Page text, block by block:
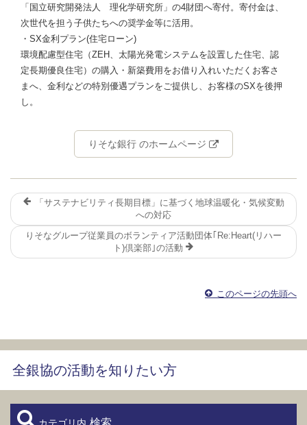
「国立研究開発法人 理化学研究所」の4財団へ寄付。寄付金は、
次世代を担う子供たちへの奨学金等に活用。
・SX金利プラン(住宅ローン)
環境配慮型住宅（ZEH、太陽光発電システムを設置した住宅、認
定長期優良住宅）の購入・新築費用をお借り入れいただくお客さ
まへ、金利などの特別優遇プランをご提供し、お客様のSXを後押
し。
りそな銀行 のホームページ
「サステナビリティ長期目標」に基づく地球温暖化・気候変動
への対応
りそなグループ従業員のボランティア活動団体｢Re:Heart(リハー
ト)倶楽部｣の活動
このページの先頭へ
全銀協の活動を知りたい方
検索